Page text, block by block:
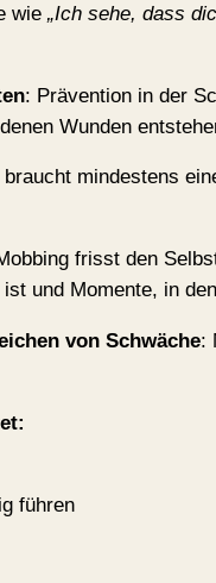
wie „Ich sehe, dass
: Prävention in der
Wunden
braucht mindestens
frisst den
und Momente, in
von Schwäche:
führen